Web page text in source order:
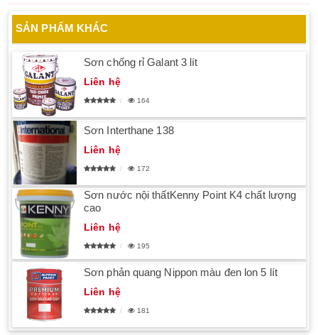
SẢN PHẨM KHÁC
Sơn chống rỉ Galant 3 lít
Liên hệ
164
Sơn Interthane 138
Liên hệ
172
Sơn nước nội thấtKenny Point K4 chất lượng
cao
Liên hệ
195
Sơn phản quang Nippon màu đen lon 5 lít
Liên hệ
181